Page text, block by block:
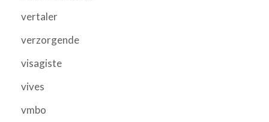
vertaler
verzorgende
visagiste
vives
vmbo